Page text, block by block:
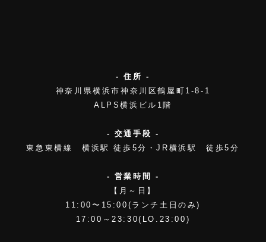
- 住所 -
神奈川県横浜市神奈川区鶴屋町1-8-1
ALPS横浜ビル1階
- 交通手段 -
東急東横線 横浜駅 徒歩5分・JR横浜駅 徒歩5分
- 営業時間 -
【月～日】
11:00〜15:00(ランチ土日のみ)
17:00～23:30(LO.23:00)